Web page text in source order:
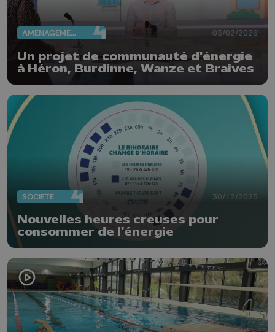
AMÉNAGEMENT DU TERRITOIRE 03/02/2026
Un projet de communauté d'énergie
à Héron, Burdinne, Wanze et Braives
SOCIÉTÉ 30/12/2025
Nouvelles heures creuses pour
consommer de l'énergie